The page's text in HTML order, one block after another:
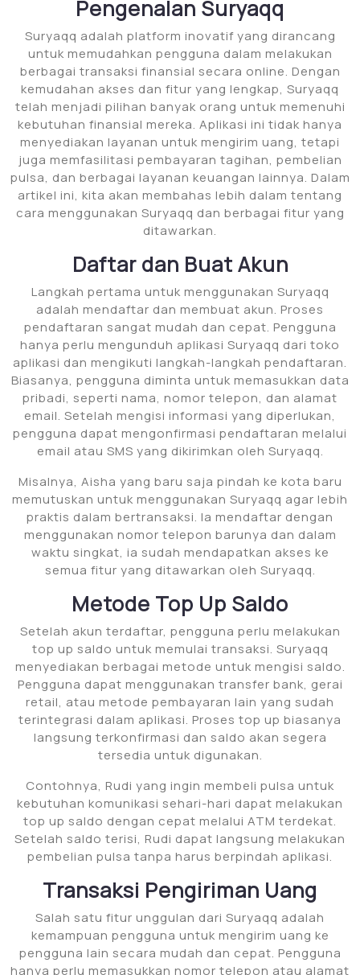
Pengenalan Suryaqq
Suryaqq adalah platform inovatif yang dirancang
untuk memudahkan pengguna dalam melakukan
berbagai transaksi finansial secara online. Dengan
kemudahan akses dan fitur yang lengkap, Suryaqq
telah menjadi pilihan banyak orang untuk memenuhi
kebutuhan finansial mereka. Aplikasi ini tidak hanya
menyediakan layanan untuk mengirim uang, tetapi
juga memfasilitasi pembayaran tagihan, pembelian
pulsa, dan berbagai layanan keuangan lainnya. Dalam
artikel ini, kita akan membahas lebih dalam tentang
cara menggunakan Suryaqq dan berbagai fitur yang
ditawarkan.
Daftar dan Buat Akun
Langkah pertama untuk menggunakan Suryaqq
adalah mendaftar dan membuat akun. Proses
pendaftaran sangat mudah dan cepat. Pengguna
hanya perlu mengunduh aplikasi Suryaqq dari toko
aplikasi dan mengikuti langkah-langkah pendaftaran.
Biasanya, pengguna diminta untuk memasukkan data
pribadi, seperti nama, nomor telepon, dan alamat
email. Setelah mengisi informasi yang diperlukan,
pengguna dapat mengonfirmasi pendaftaran melalui
email atau SMS yang dikirimkan oleh Suryaqq.
Misalnya, Aisha yang baru saja pindah ke kota baru
memutuskan untuk menggunakan Suryaqq agar lebih
praktis dalam bertransaksi. Ia mendaftar dengan
menggunakan nomor telepon barunya dan dalam
waktu singkat, ia sudah mendapatkan akses ke
semua fitur yang ditawarkan oleh Suryaqq.
Metode Top Up Saldo
Setelah akun terdaftar, pengguna perlu melakukan
top up saldo untuk memulai transaksi. Suryaqq
menyediakan berbagai metode untuk mengisi saldo.
Pengguna dapat menggunakan transfer bank, gerai
retail, atau metode pembayaran lain yang sudah
terintegrasi dalam aplikasi. Proses top up biasanya
langsung terkonfirmasi dan saldo akan segera
tersedia untuk digunakan.
Contohnya, Rudi yang ingin membeli pulsa untuk
kebutuhan komunikasi sehari-hari dapat melakukan
top up saldo dengan cepat melalui ATM terdekat.
Setelah saldo terisi, Rudi dapat langsung melakukan
pembelian pulsa tanpa harus berpindah aplikasi.
Transaksi Pengiriman Uang
Salah satu fitur unggulan dari Suryaqq adalah
kemampuan pengguna untuk mengirim uang ke
pengguna lain secara mudah dan cepat. Pengguna
hanya perlu memasukkan nomor telepon atau alamat